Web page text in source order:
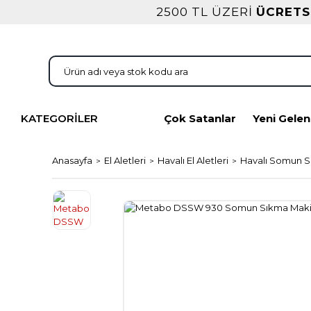
2500 TL ÜZERİ
KATEGORİLER Çok Satanlar Yeni
Anasayfa El Aletleri Havalı El Aletleri Havalı Somun